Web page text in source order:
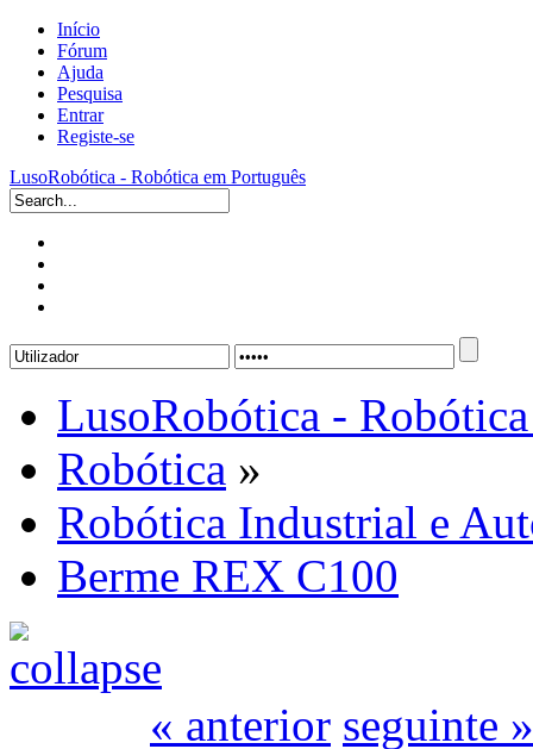
Início
Fórum
Ajuda
Pesquisa
Entrar
Registe-se
LusoRobótica - Robótica em Português
LusoRobótica -
Robótica »
Robótica Industrial e
Berme REX C100
« anterior seguinte »